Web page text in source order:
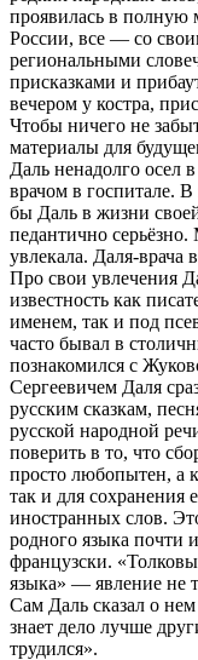
проявилась в полную
России, все — со
региональными
присказками и
вечером у костра,
Чтобы ничего не
материалы для
Даль ненадолго осел
врачом в госпитале.
бы Даль в жизни
педантично
увлекала. Даля-
Про свои увлечения
известность как
именем, так и под
часто бывал в
познакомился с
Сергеевичем Даля
русским сказкам,
русской народной
поверить в то, что
просто любопытен, а
так и для сохранения
иностранных слов.
родного языка почти
французски.
языка» — явле­ние не
Сам Даль сказал о
знает дело лучше
трудился».